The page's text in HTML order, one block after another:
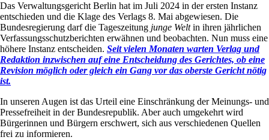
Das Verwaltungsgericht Berlin hat im Juli 2024 in der ersten Instanz
entschieden und die Klage des Verlags 8. Mai abgewiesen. Die
Bundesregierung darf die Tageszeitung junge Weltin ihren jährlichen
Verfassungsschutzberichten erwähnen und beobachten. Nun muss eine
höhere Instanz entscheiden. Seit vielen Monaten warten Verlag und
Redaktion inzwischen auf eine Entscheidung des Gerichtes, ob eine
Revision möglich oder gleich ein Gang vor das oberste Gericht nötig
ist.
In unseren Augen ist das Urteil eine Einschränkung der Meinungs- und
Pressefreiheit in der Bundesrepublik. Aber auch umgekehrt wird
Bürgerinnen und Bürgern erschwert, sich aus verschiedenen Quellen
frei zu informieren.